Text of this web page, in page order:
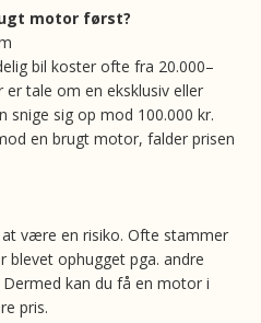
motor først?
bil koster ofte fra 20.000–
er tale om en eksklusiv eller
snige sig op mod 100.000 kr.
en brugt motor, falder prisen
være en risiko. Ofte stammer
blevet ophugget pga. andre
kan du få en motor i
pris.